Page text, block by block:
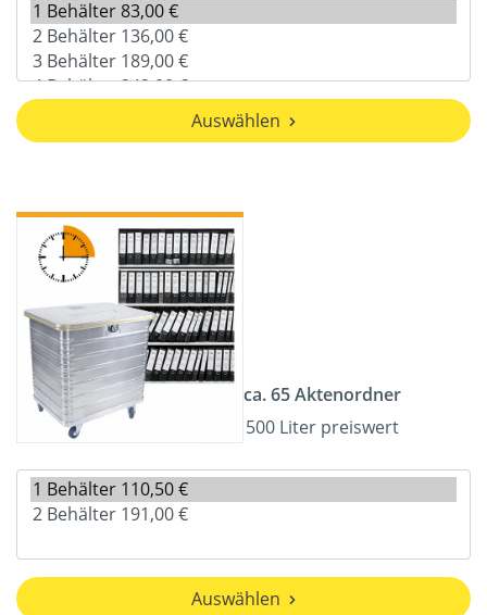
Auswählen
ca. 65 Aktenordner
500 Liter preiswert
Auswählen